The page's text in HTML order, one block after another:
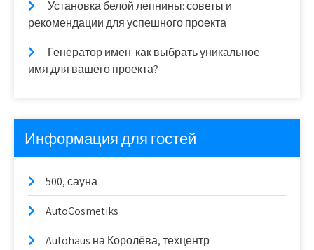
Установка белой лепнины: советы и
рекомендации для успешного проекта
Генератор имен: как выбрать уникальное
имя для вашего проекта?
Информация для гостей
500, сауна
AutoCosmetiks
Autohaus на Королёва, техцентр